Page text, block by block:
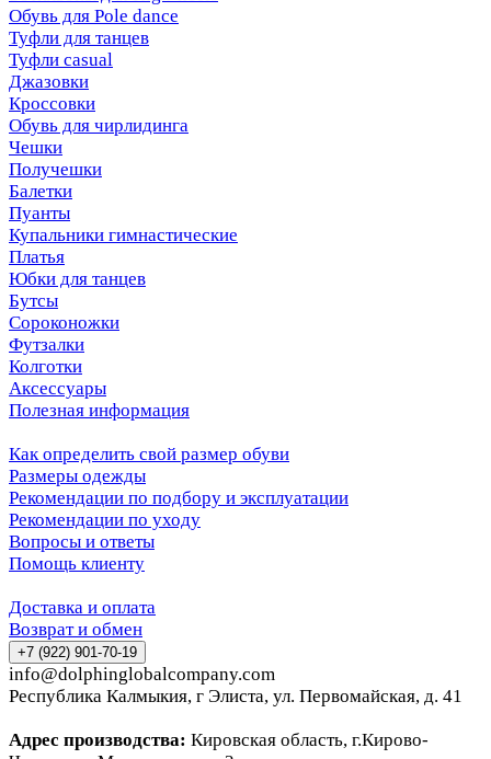
Обувь для Pole dance
Туфли для танцев
Туфли casual
Джазовки
Кроссовки
Обувь для чирлидинга
Чешки
Получешки
Балетки
Пуанты
Купальники гимнастические
Платья
Юбки для танцев
Бутсы
Сороконожки
Футзалки
Колготки
Аксессуары
Полезная информация
Как определить свой размер обуви
Размеры одежды
Рекомендации по подбору и эксплуатации
Рекомендации по уходу
Вопросы и ответы
Помощь клиенту
Доставка и оплата
Возврат и обмен
+7 (922) 901-70-19
info@dolphinglobalcompany.com
Республика Калмыкия, г Элиста, ул. Первомайская, д. 41
Адрес производства: Кировская область, г.Кирово-